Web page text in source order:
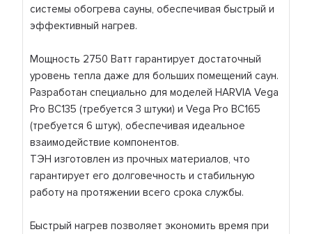
системы обогрева сауны, обеспечивая быстрый и
эффективный нагрев.
Мощность 2750 Ватт гарантирует достаточный
уровень тепла даже для больших помещений саун.
Разработан специально для моделей HARVIA Vega
Pro BC135 (требуется 3 штуки) и Vega Pro BC165
(требуется 6 штук), обеспечивая идеальное
взаимодействие компонентов.
ТЭН изготовлен из прочных материалов, что
гарантирует его долговечность и стабильную
работу на протяжении всего срока службы.
Быстрый нагрев позволяет экономить время при